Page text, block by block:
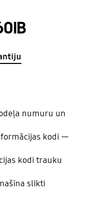
numuru un
kodi —
kodi trauku
slikti